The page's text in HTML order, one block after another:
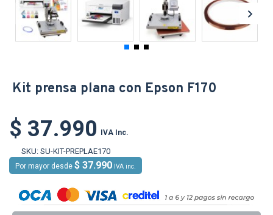
Kit prensa plana con Epson F170
$ 37.990 IVA Inc.
SKU: SU-KIT-PREPLAE170
Por mayor desde $ 37.990 IVA inc.